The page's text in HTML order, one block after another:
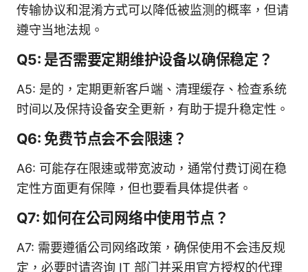
传输协议和混淆方式可以降低被监测的概率，但请
遵守当地法规。
Q5: 是否需要定期维护设备以确保稳定？
A5: 是的，定期更新客户端、清理缓存、检查系统
时间以及保持设备安全更新，有助于提升稳定性。
Q6: 免费节点会不会限速？
A6: 可能存在限速或带宽波动，通常付费订阅在稳
定性方面更有保障，但也要看具体提供者。
Q7: 如何在公司网络中使用节点？
A7: 需要遵循公司网络政策，确保使用不会违反规
定，必要时请咨询 IT 部门并采用官方授权的代理